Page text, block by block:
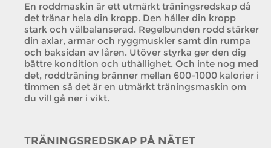
En roddmaskin är ett utmärkt träningsredskap då
det tränar hela din kropp. Den håller din kropp
stark och välbalanserad. Regelbunden rodd stärker
din axlar, armar och ryggmuskler samt din rumpa
och baksidan av låren. Utöver styrka ger den dig
bättre kondition och uthållighet. Och inte nog med
det, roddträning bränner mellan 600-1000 kalorier i
timmen så det är en utmärkt träningsmaskin om
du vill gå ner i vikt.
TRÄNINGSREDSKAP PÅ NÄTET